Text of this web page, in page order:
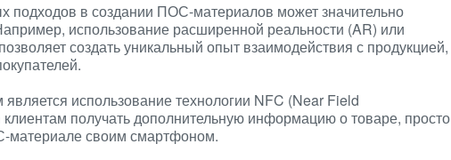
подходов в создании ПОС-материалов может значительно
использование расширенной реальности (AR) или
создать уникальный опыт взаимодействия с продукцией,
использование технологии NFC (Near Field
получать дополнительную информацию о товаре, просто
материале своим смартфоном.